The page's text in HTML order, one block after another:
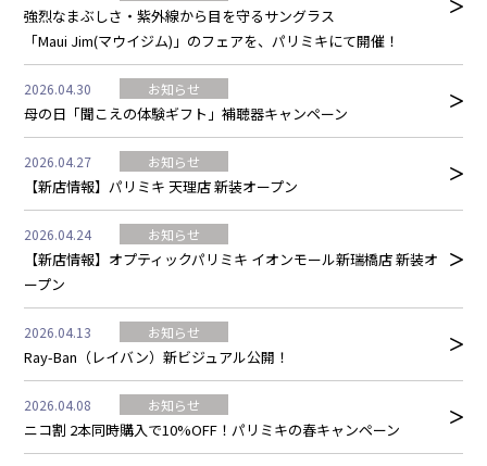
強烈なまぶしさ・紫外線から目を守るサングラス
「Maui Jim(マウイジム)」のフェアを、パリミキにて開催！
2026.04.30 お知らせ
母の日「聞こえの体験ギフト」補聴器キャンペーン
2026.04.27 お知らせ
【新店情報】パリミキ 天理店 新装オープン
2026.04.24 お知らせ
【新店情報】オプティックパリミキ イオンモール新瑞橋店 新装オ
ープン
2026.04.13 お知らせ
Ray-Ban（レイバン）新ビジュアル公開！
2026.04.08 お知らせ
ニコ割 2本同時購入で10%OFF！パリミキの春キャンペーン